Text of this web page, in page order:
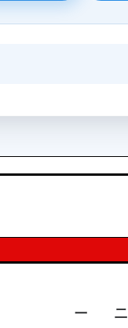
一
二